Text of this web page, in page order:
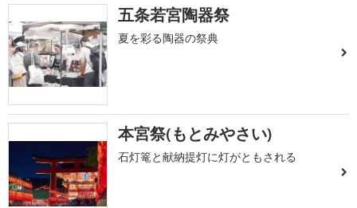
五条若宮陶器祭
夏を彩る陶器の祭典
本宮祭(もとみやさい)
石灯篭と献納提灯に灯がともされる